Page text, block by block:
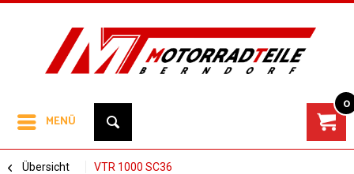
MENÜ
0
Übersicht VTR 1000 SC36